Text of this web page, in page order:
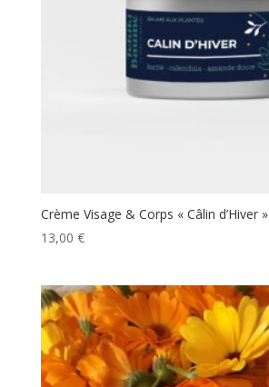
Crème Visage & Corps « Câlin d’Hiver »
13,00 €